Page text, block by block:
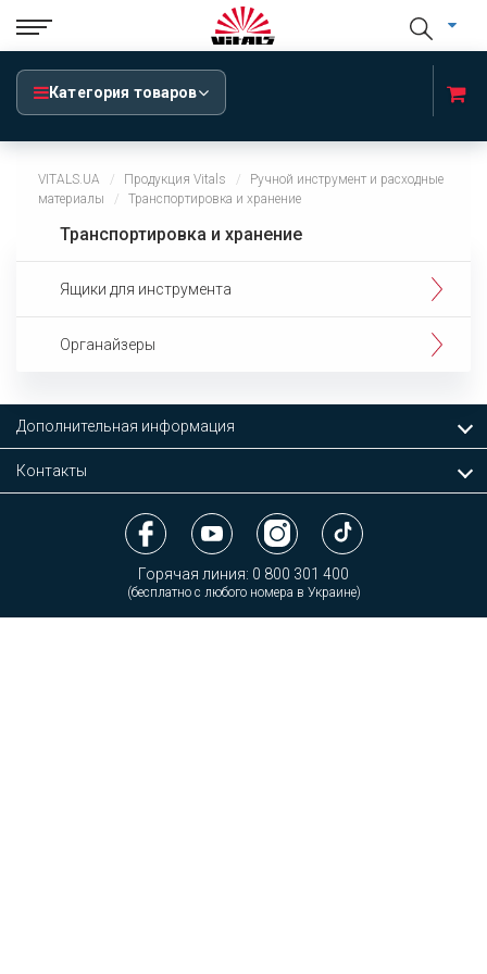
Категория товаров
VITALS.UA Продукция Vitals
Ручной инструмент и расходные
материалы
Транспортировка и хранение
Транспортировка и хранение
Ящики для инструмента
Органайзеры
Дополнительная информация
Контакты
Горячая линия: 0 800 301 400
(бесплатно с любого номера в Украине)